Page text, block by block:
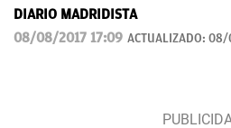
DIARIO MADRIDISTA
08/08/2017 17:09 ACTUALIZADO: 08/